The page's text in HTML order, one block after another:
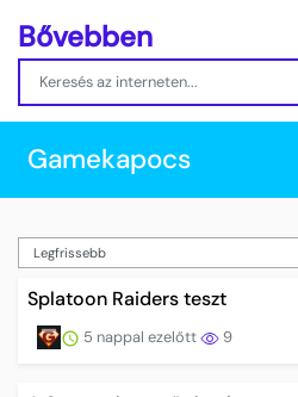
Bővebben
Gamekapocs
Splatoon Raiders teszt
5 nappal ezelőtt 9